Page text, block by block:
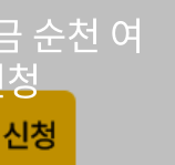
순천 여